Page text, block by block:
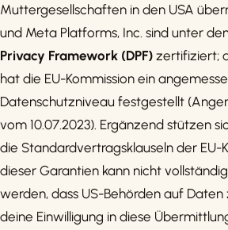
Muttergesellschaften in den USA
und Meta Platforms, Inc. sind unter
Privacy Framework (DPF) zertifiziert;
hat die EU-Kommission ein
Datenschutzniveau festgestellt
vom 10.07.2023). Ergänzend stützen
die Standardvertragsklauseln der EU-
dieser Garantien kann nicht
werden, dass US-Behörden auf
deine Einwilligung in diese